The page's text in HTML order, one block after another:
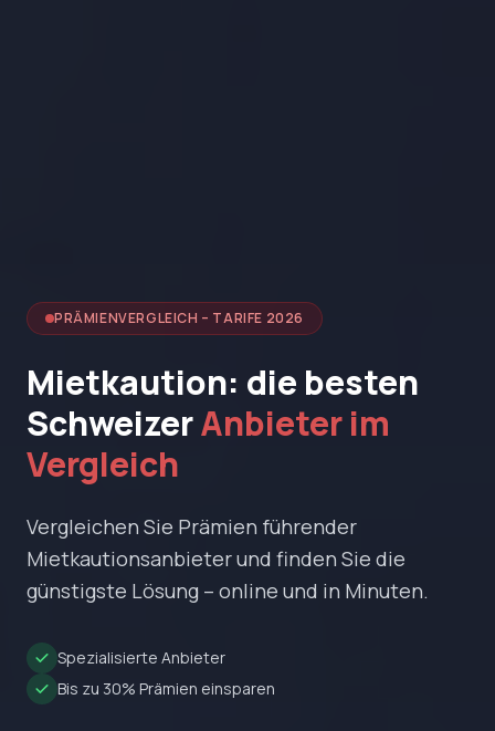
PRÄMIENVERGLEICH – TARIFE 2026
Mietkaution: die besten
SchweizerAnbieter im
Vergleich
Vergleichen Sie Prämien führender
Mietkautionsanbieter und finden Sie die
günstigste Lösung – online und in Minuten.
Spezialisierte Anbieter
Bis zu 30% Prämien einsparen